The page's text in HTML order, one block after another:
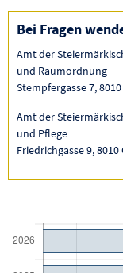
Bei Fragen
Amt der
und Raumordnung
Stempfergasse 7,
Amt der
und Pflege
Friedrichgasse 9, 8010